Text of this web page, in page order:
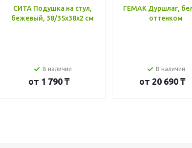
СИТА Подушка на стул,
бежевый, 38/35x38x2 см
В наличии
от 1 790 ₸
ГЕМАК Дуршлаг,
оттенком
В наличии
от 20 690 ₸